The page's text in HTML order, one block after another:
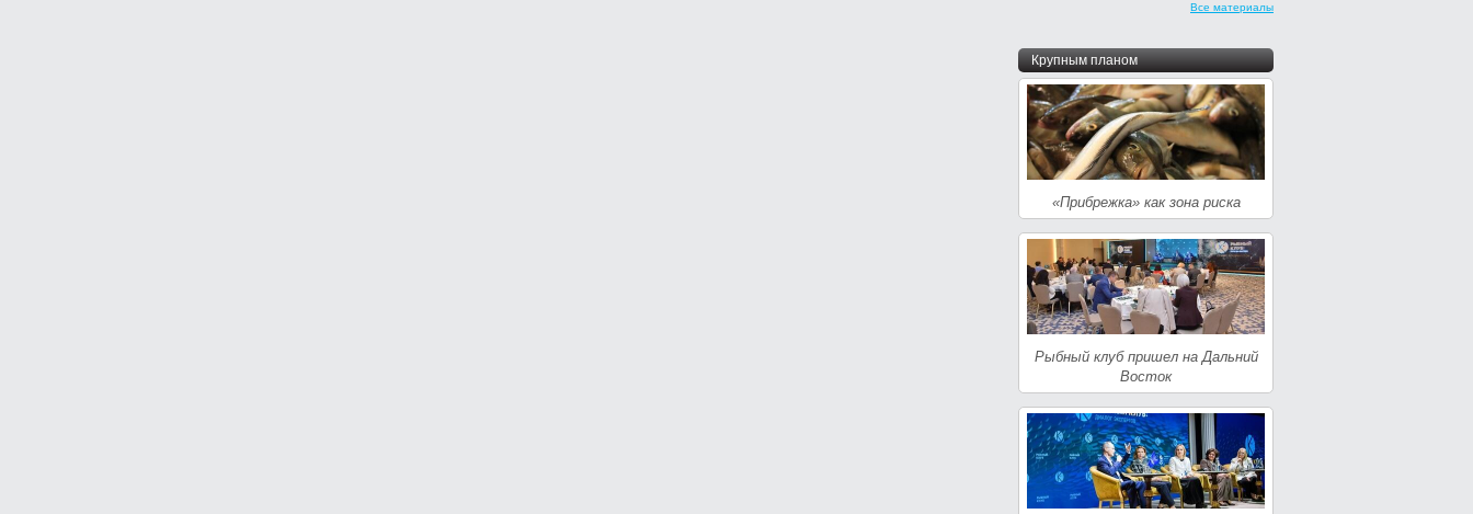
Все материалы
Крупным планом
«Прибрежка» как зона риска
Рыбный клуб пришел на Дальний
Восток